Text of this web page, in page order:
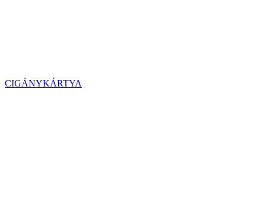
CIGÁNYKÁRTYA